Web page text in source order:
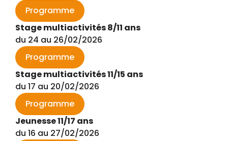
Programme
Stage multiactivités 8/11 ans
du 24 au 26/02/2026
Programme
Stage multiactivités 11/15 ans
du 17 au 20/02/2026
Programme
Jeunesse 11/17 ans
du 16 au 27/02/2026